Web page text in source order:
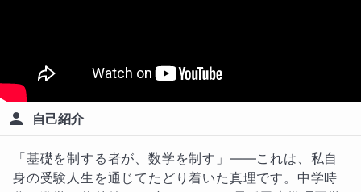
自己紹介
「基礎を制する者が、数学を制す」——これは、私自
身の受験人生を通じてたどり着いた真理です。中学時